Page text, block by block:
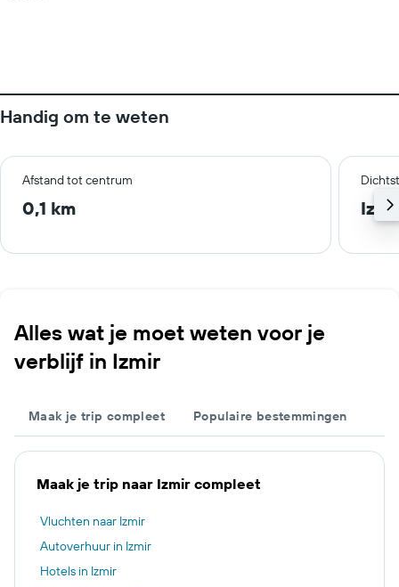
Handig om te weten
Afstand tot centrum
0,1 km
Alles wat je moet weten voor je
verblijf in Izmir
Maak je trip compleet Populaire bestemmingen
Maak je trip naar Izmir compleet
Vluchten naar Izmir
Autoverhuur in Izmir
Hotels in Izmir